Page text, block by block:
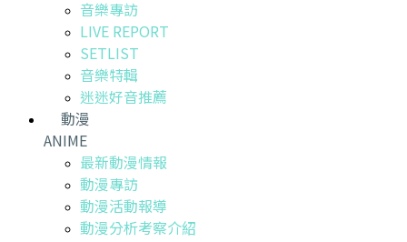
音樂專訪
LIVE REPORT
SETLIST
音樂特輯
迷迷好音推薦
動漫
ANIME
最新動漫情報
動漫專訪
動漫活動報導
動漫分析考察介紹